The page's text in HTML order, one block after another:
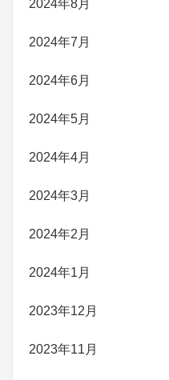
2024年8月
2024年7月
2024年6月
2024年5月
2024年4月
2024年3月
2024年2月
2024年1月
2023年12月
2023年11月